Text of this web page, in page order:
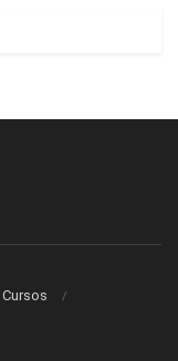
Cursos